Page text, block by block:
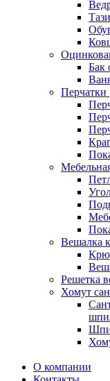
Бак
Перчатки
Вешалка
Решетка
Хомут
О компании